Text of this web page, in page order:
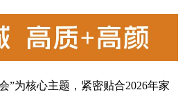
”为核心主题，紧密贴合2026年家